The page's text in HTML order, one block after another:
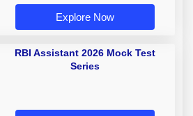
Explore Now
RBI Assistant 2026 Mock Test
Series